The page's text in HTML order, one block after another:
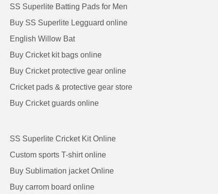
SS Superlite Batting Pads for Men
Buy SS Superlite Legguard online
English Willow Bat
Buy Cricket kit bags online
Buy Cricket protective gear online
Cricket pads & protective gear store
Buy Cricket guards online
SS Superlite Cricket Kit Online
Custom sports T-shirt online
Buy Sublimation jacket Online
Buy carrom board online